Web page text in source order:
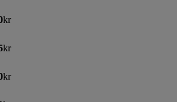
kr
kr
kr